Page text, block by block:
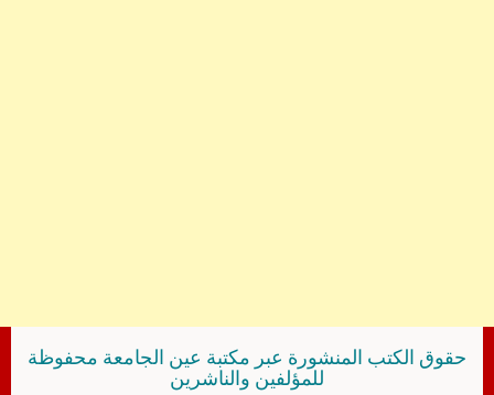
حقوق الكتب المنشورة عبر مكتبة عين الجامعة محفوظة
للمؤلفين والناشرين